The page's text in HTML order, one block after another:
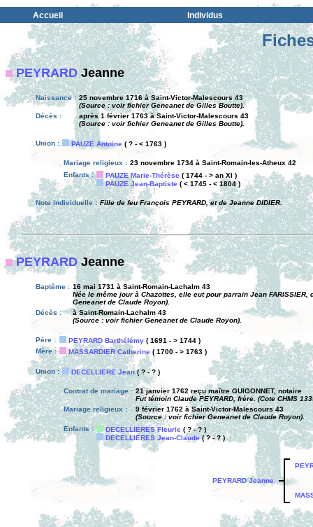
Accueil Individus
PEYRARD Jeanne
Naissance : 25 novembre 1716 à Saint-Victor-Malescours 43
(Source : voir fichier Geneanet de Gilles Boutte).
Décès :
après 1 février 1763 à Saint-Victor-Malescours 43
(Source : voir fichier Geneanet de Gilles Boutte).
Union : PAUZE Antoine ( ? - < 1763 )
Mariage religieux : 23 novembre 1734 à Saint-Romain-les-Atheux 42
Enfants :
PAUZE Marie-Thérèse ( 1744 - > an XI )
PAUZE Jean-Baptiste ( < 1745 - < 1804 )
Note individuelle : Fille de feu François PEYRARD, et de Jeanne DIDIER.
PEYRARDJeanne
Baptême : 16 mai 1731 à Saint-Romain-Lachalm 43
Née le même jour à Chazottes, elle eut pour parrain Jean
Geneanet de Claude Royon).
Décès :
à Saint-Romain-Lachalm 43
(Source : voir fichier Geneanet de Claude Royon).
Père : PEYRARD Barthélémy ( 1691 - > 1744 )
Mère :
MASSARDIER Catherine ( 1700 - > 1763 )
Union : DECELLIERE Jean( ? - ? )
Contrat de mariage : 21 janvier 1762 reçu maître GUIGONNET, notaire
Fut témoin Claude PEYRARD, frère. (Cote CHMS
Mariage religieux :
9 février 1762 à Saint-Victor-Malescours 43
(Source : voir fichier Geneanet de Claude Royon).
Enfants :
DECELLIERES Fleurie ( ? - ? )
DECELLIERES Jean-Claude( ? - ? )
PEYRARD Jeanne